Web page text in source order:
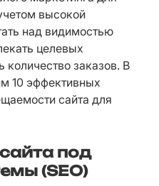
высокой
над видимостью
целевых
количество заказов. В
10 эффективных
сайта для
под
(SEO)